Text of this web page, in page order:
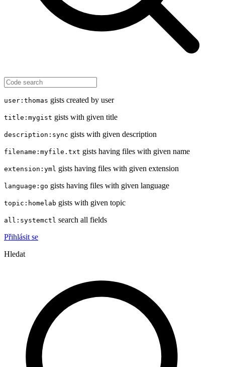
user:thomas gists created by user
title:mygist gists with given title
description:sync gists with given description
filename:myfile.txt gists having files with given name
extension:yml gists having files with given extension
language:go gists having files with given language
topic:homelab gists with given topic
all:systemctl search all fields
Přihlásit se
Hledat